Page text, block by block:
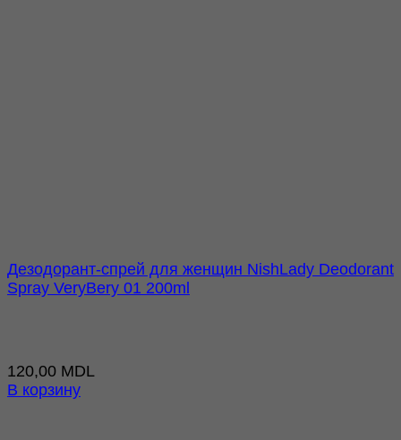
Дезодорант-спрей для женщин NishLady Deodorant
Spray VeryBery 01 200ml
120,00 MDL
В корзину